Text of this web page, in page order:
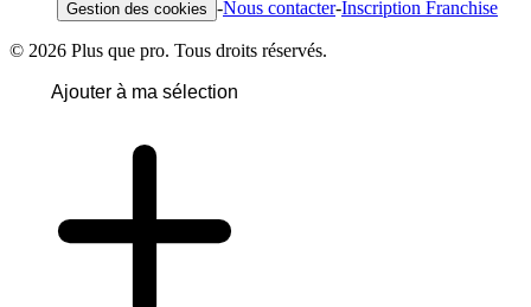
Gestion des cookies -Nous contacter-Inscription Franchise
© 2026 Plus que pro. Tous droits réservés.
Ajouter à ma sélection